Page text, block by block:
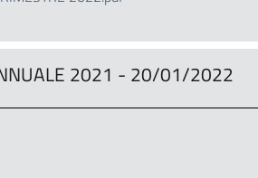
2021 - 20/01/2022